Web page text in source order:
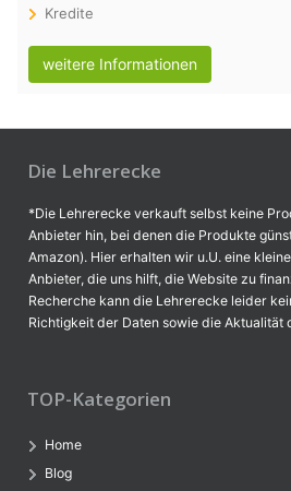
Kredite
weitere Informationen
Die Lehrerecke
*Die Lehrerecke verkauft selbst keine
Anbieter hin, bei denen die Produkte
Amazon). Hier erhalten wir u.U. eine
Anbieter, die uns hilft, die Website zu
Recherche kann die Lehrerecke leider
Richtigkeit der Daten sowie die Aktualität
TOP-Kategorien
Home
Blog